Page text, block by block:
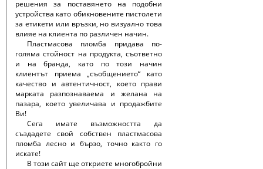
решения за поставянето на подобни
устройства като обикновените пистолети
за етикети или връзки, но визуално това
влияе на клиента по различен начин.
Пластмасова пломба придава по-
голяма стойност на продукта, съответно
и на бранда, като по този начин
клиентът приема „съобщението“ като
качество и автентичност, което прави
марката разпознаваема и желана на
пазара, което увеличава и продажбите
Ви!
Сега имате възможността да
създадете свой собствен пластмасова
пломба лесно и бързо, точно както го
искате!
В този сайт ще откриете многобройни